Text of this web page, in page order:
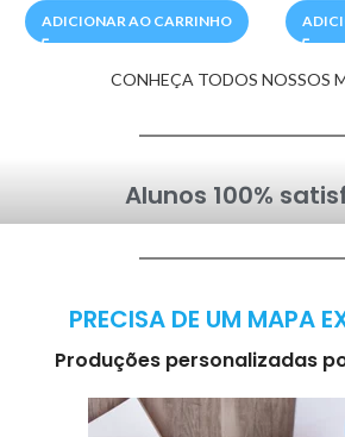
ADICIONAR AO CARRINHO
CONHEÇA TODOS NOSSOS
Alunos 100%
PRECISA DE UM MAPA
Produções personalizadas